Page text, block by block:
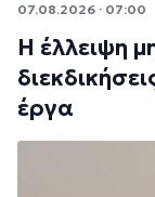
07.08.2026 · 07:00
Η έλλειψη
έργα